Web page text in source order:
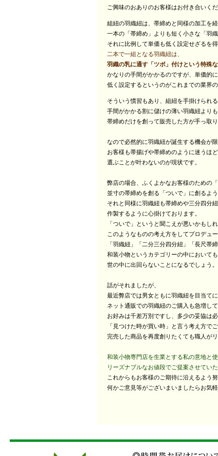
ご興味のおありのお客様はお付き合いく
組紐の羽織紐は、帯締めと同様の加工を
一本の「帯締め」よりも短く小さな「羽
それに比例して単価も低く設定せざるを
二本で一組となる羽織紐は、
羽織の乳に通す「ツボ」付けという特殊
かなりの手間がかかるのですが、単価的
低く設定するというのがこれまでの業界
そういう慣習もあり、組紐を手掛けられ
手間がかかる割に儲けの薄い羽織紐よりも
帯締めだけを創って販売した方が手っ取
なので必然的に羽織紐が誕生する機会が
お客様も帯揚げや帯締めのように迷うほ
選ぶことが叶わないのが現状です。
弊店の場合、ふくよかなお客様のための
並寸の帯締めを創る「ついで」に創るよ
それと同様に羽織紐も帯締めや三分四分
作製するように心掛けております。
「ついで」というと聞こえが悪いかもし
このようなものの考え方をしてプロデュ
「羽織紐」「二分三分四分紐」「長尺帯
和装小物というカテゴリーの中において
世の中に出回らないことになるでしょう。
話がそれましたが、
最近弊店では男女ともに羽織紐を目当て
ネット通販での羽織紐のご購入も急増し
お好みは千差万別ですし、多少の妥協は
「見つけた時が買い時」と言う考え方で
完売した商品を再度創りたくても職人が
和装小物専門店を生業とする私の意地と
リーズナブルなお値段でご提案させてい
これからもお客様のご期待に沿えるよう
何かご意見等がございまいましたらお気